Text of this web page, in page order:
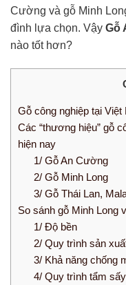
Cường và gỗ Minh
đình lựa chọn. Vậy Gỗ
nào tốt hơn?
Gỗ công nghiệp tại
Các “thương hiệu” gỗ
hiện nay
1/ Gỗ An Cường
2/ Gỗ Minh Long
3/ Gỗ Thái Lan,
So sánh gỗ Minh Long
1/ Độ bền
2/ Quy trình sản
3/ Khả năng chống
4/ Quy trình tẩm sấy